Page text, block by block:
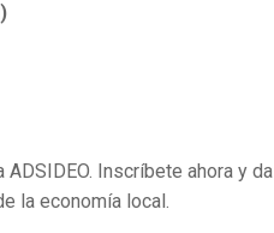
Inscríbete ahora y da
la economía local.